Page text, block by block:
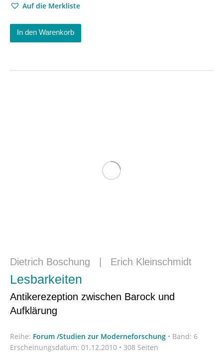
Auf die Merkliste
In den Warenkorb
Dietrich Boschung | Erich Kleinschmidt
Lesbarkeiten
Antikerezeption zwischen Barock und
Aufklärung
Reihe: Forum /Studien zur Moderneforschung • Band: 6
Erscheinungsdatum: 01.12.2010 • 308 Seiten